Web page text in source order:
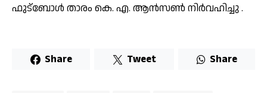
ഫുട്ബോൾ താരം കെ. എ. ആൻസൺ നിർവഹിച്ചു .
Share Tweet Share